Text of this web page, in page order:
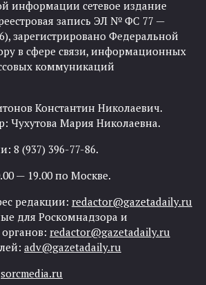
информации сетевое издание
запись ЭЛ № ФС 77 —
зарегистрировано Федеральной
в сфере связи, информационных
коммуникаций
Константин Николаевич.
Чухутова Мария Николаевна.
8 (937) 396-77-86.
— 19.00 по Москве.
редакции: redactor@gazetadaily.ru
для Роскомнадзора и
redactor@gazetadaily.ru
adv@gazetadaily.ru
sorcmedia.ru